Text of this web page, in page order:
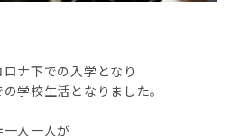
ナ下での入学となり
学校生活となりました。
人一人が